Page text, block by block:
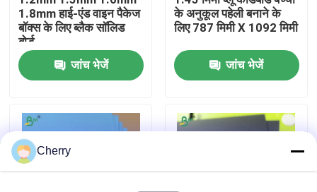
फैक्टरी यात्रा
गुणवत्ता नियंत्रण
हमसे संपर्क करें
समाचार
1.8mm हाई-एंड वाइन पैकेज
बॉक्स के लिए ब्लैक सॉलिड
बोर्ड
जांच भेजें
के अनुकूल पहेली बनाने के
लिए 787 मिमी X 1092 मिमी
जांच भेजें
Cherry